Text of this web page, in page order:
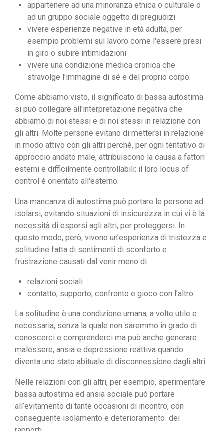
appartenere ad una minoranza etnica o culturale o
ad un gruppo sociale oggetto di pregiudizi
vivere esperienze negative in età adulta, per
esempio problemi sul lavoro come l'essere presi
in giro o subire intimidazioni
vivere una condizione medica cronica che
stravolge l'immagine di sé e del proprio corpo.
Come abbiamo visto, il significato di bassa autostima
si può collegare all'interpretazione negativa che
abbiamo di noi stessi e di noi stessi in relazione con
gli altri. Molte persone evitano di mettersi in relazione
in modo attivo con gli altri perché, per ogni tentativo di
approccio andato male, attribuiscono la causa a fattori
esterni e difficilmente controllabili: il loro locus of
control è orientato all'esterno.‍
Una mancanza di autostima può portare le persone ad
isolarsi, evitando situazioni di insicurezza in cui vi è la
necessità di esporsi agli altri, per proteggersi. In
questo modo, però, vivono un’esperienza di tristezza e
solitudine fatta di sentimenti di sconforto e
frustrazione causati dal venir meno di:
relazioni sociali
contatto, supporto, confronto e gioco con l’altro.‍
La solitudine è una condizione umana, a volte utile e
necessaria, senza la quale non saremmo in grado di
conoscerci e comprenderci ma può anche generare
malessere, ansia e depressione reattiva quando
diventa uno stato abituale di disconnessione dagli altri.
Nelle relazioni con gli altri, per esempio, sperimentare
bassa autostima ed ansia sociale può portare
all’evitamento di tante occasioni di incontro, con
conseguente isolamento e deterioramento dei